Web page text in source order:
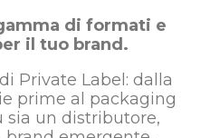
di formati e
il tuo brand.
Private Label: dalla
prime al packaging
sia un distributore,